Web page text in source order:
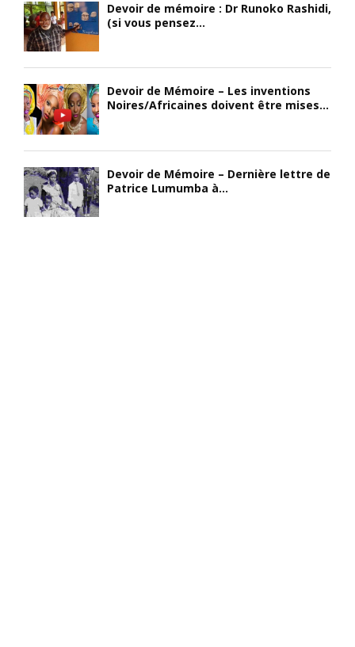
Devoir de mémoire : Dr Runoko Rashidi,
(si vous pensez...
Devoir de Mémoire – Les inventions
Noires/Africaines doivent être mises...
Devoir de Mémoire – Dernière lettre de
Patrice Lumumba à...